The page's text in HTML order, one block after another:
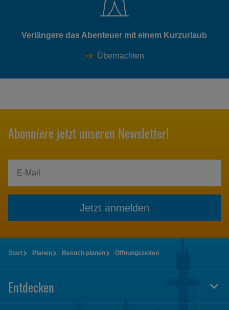
Verlängere das Abenteuer mit einem Kurzurlaub
Übernachten
Abonniere jetzt unseren Newsletter!
Jetzt anmelden
Start Planen Besuch planen Öffnungszeiten
Entdecken